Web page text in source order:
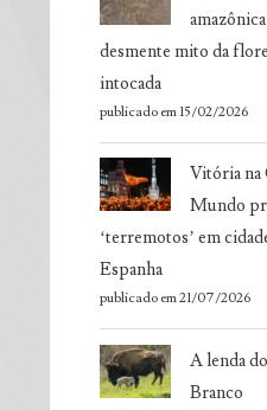
desmente mito da
intocada
publicado em 15/02/2026
Vitória na
Mundo
‘terremotos’ em
Espanha
publicado em 21/07/2026
A lenda
Branco